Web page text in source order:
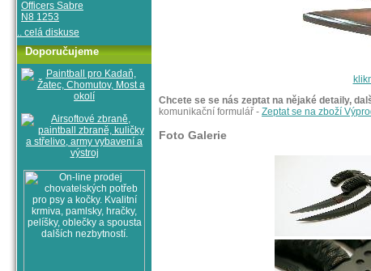
Chcete se se nás zeptat na nějaké detaily,
komunikační formulář - Zeptat se na zboží
Foto Galerie
Officers Sabre
N8 1253
.. celá diskuse
Doporučujeme